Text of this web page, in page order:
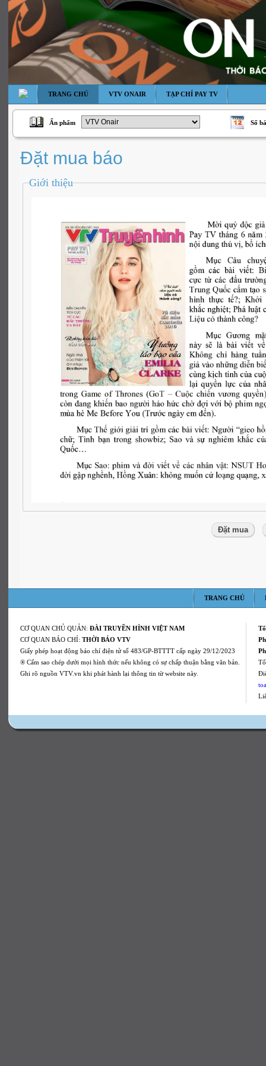
TRANG CHỦ VTV ONAIR TẠP CHÍ PAY TV
Ấn phẩm Số
TRANG CHỦ
CƠ QUAN CHỦ QUẢN: ĐÀI TRUYỀN HÌNH VIỆT NAM
CƠ QUAN BÁO CHÍ: THỜI BÁO VTV
Giấy phép hoạt động báo chí điện tử số 483/GP-BTTTT cấp ngày 29/12/2023
® Cấm sao chép dưới mọi hình thức nếu không có sự chấp thuận bằng văn bản.
Ghi rõ nguồn VTV.vn khi phát hành lại thông tin từ website này.